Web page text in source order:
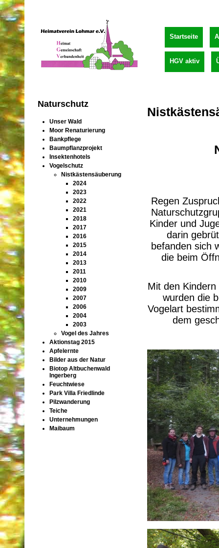
Startseite
HGV aktiv
Naturschutz
Unser Wald
Moor Renaturierung
Bankpflege
Baumpflanzprojekt
Insektenhotels
Vogelschutz
Nistkästensäuberung
2024
2023
2022
2021
2018
2017
2016
2015
2014
2013
2011
2010
2009
2007
2006
2004
2003
Vogel des Jahres
Aktionstag 2015
Apfelernte
Bilder aus der Natur
Biotop Altbuchenwald
Ingerberg
Feuchtwiese
Park Villa Friedlinde
Pilzwanderung
Teiche
Unternehmungen
Maibaum
Regen
Kinder und
darin
befanden sich
die beim
Mit den
wurden die
Vogelart
dem